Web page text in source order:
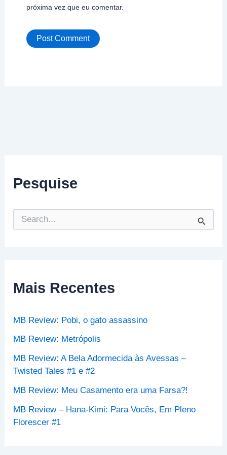
Pesquise
e
a
o
:
Mais Recentes
MB Review: Pobi, o gato assassino
MB Review: Metrópolis
MB Review: A Bela Adormecida às Avessas –
Twisted Tales #1 e #2
MB Review: Meu Casamento era uma Farsa?!
MB Review – Hana-Kimi: Para Vocês, Em Pleno
Florescer #1
próxima vez que eu comentar.